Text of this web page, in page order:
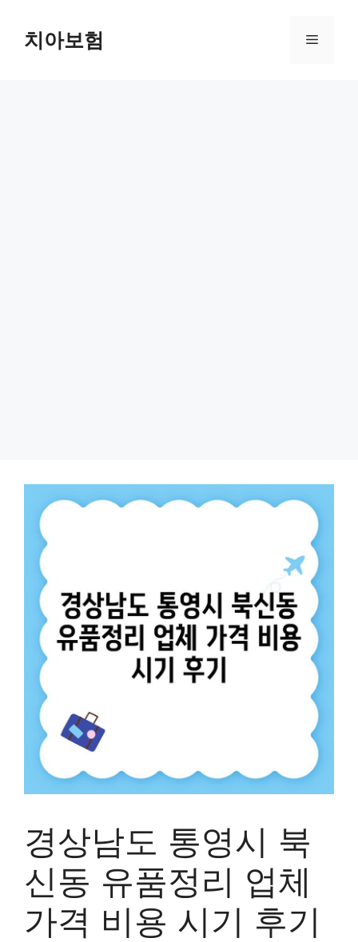
content치아보험 Menu
경상남도 통영시 북
신동 유품정리 업체
가격 비용 시기 후기